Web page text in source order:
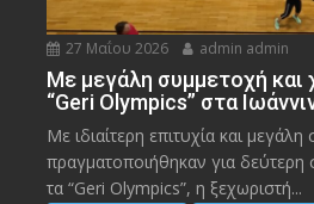
27 Μαΐου 2026 admin admin
Με μεγάλη συμμετοχή και
“Geri Olympics” στα
Με ιδιαίτερη επιτυχία και
πραγματοποιήθηκαν για
τα “Geri Olympics”, η ξεχωριστή...